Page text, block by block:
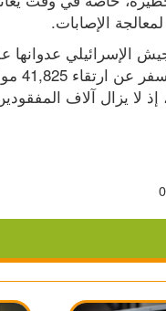
الإصابات.
إذ لا يزال آلاف